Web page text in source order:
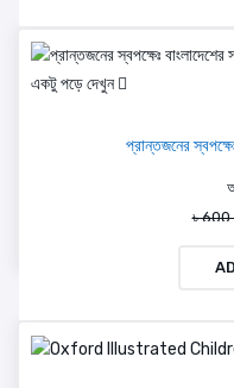
একটু পড়ে দেখুন
প্রান্তজনের
৳